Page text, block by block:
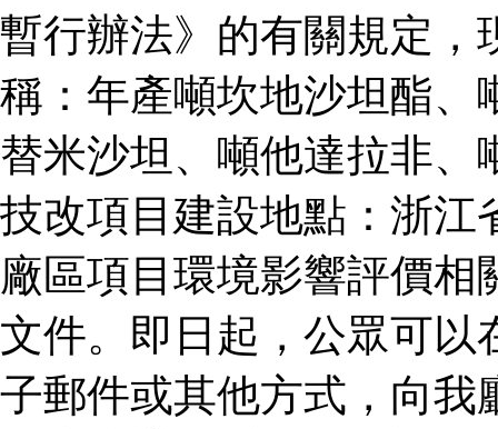
暫行辦法》的有關規定，
稱：年產噸坎地沙坦酯、
替米沙坦、噸他達拉非
技改項目建設地點：浙江
廠區項目環境影響評價
文件。即日起，公眾可以
子郵件或其他方式，向我